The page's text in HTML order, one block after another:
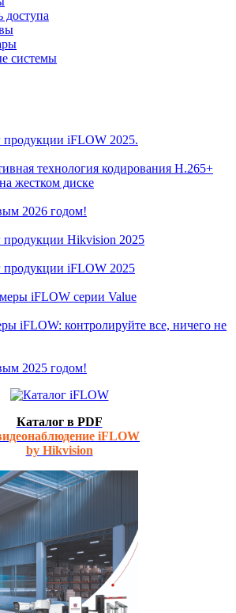
доступа
системы
продукции iFLOW 2025.
технология кодирования H.265+
жестком диске
2026 годом!
продукции Hikvision 2025
продукции iFLOW 2025
iFLOW серии Value
iFLOW: контролируйте все, ничего не
2025 годом!
Каталог в PDF
iFLOW
by Hikvision